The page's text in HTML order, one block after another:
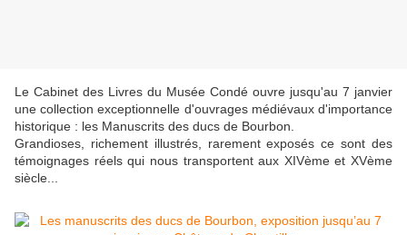
Le Cabinet des Livres du Musée Condé ouvre jusqu'au 7 janvier
une collection exceptionnelle d'ouvrages médiévaux d'importance
historique : les Manuscrits des ducs de Bourbon.
Grandioses, richement illustrés, rarement exposés ce sont des
témoignages réels qui nous transportent aux XIVème et XVème
siècle...